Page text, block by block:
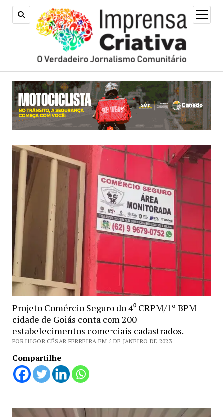
open
menu
Projeto Comércio Seguro do 4⁰ CRPM/1º BPM-
cidade de Goiás conta com 200
estabelecimentos comerciais cadastrados.
POR HIGOR CÉSAR FERREIRA EM 5 DE JANEIRO DE 2023
Compartilhe